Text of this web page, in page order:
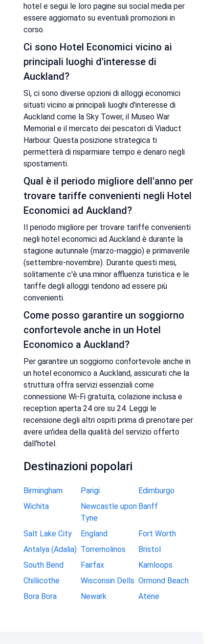
hotel e segui le loro pagine sui social media per
essere aggiornato su eventuali promozioni in
corso.
Ci sono Hotel Economici vicino ai
principali luoghi d'interesse di
Auckland?
Sì, ci sono diverse opzioni di alloggi economici
situati vicino ai principali luoghi d'interesse di
Auckland come la Sky Tower, il Museo War
Memorial e il mercato dei pescatori di Viaduct
Harbour. Questa posizione strategica ti
permetterà di risparmiare tempo e denaro negli
spostamenti.
Qual è il periodo migliore dell'anno per
trovare tariffe convenienti negli Hotel
Economici ad Auckland?
Il periodo migliore per trovare tariffe convenienti
negli hotel economici ad Auckland è durante la
stagione autunnale (marzo-maggio) e primaverile
(settembre-novembre). Durante questi mesi,
solitamente c'è una minor affluenza turistica e le
tariffe degli alloggi tendono ad essere più
convenienti.
Come posso garantire un soggiorno
confortevole anche in un Hotel
Economico a Auckland?
Per garantire un soggiorno confortevole anche in
un hotel economico a Auckland, assicurati che la
struttura offra servizi essenziali come
connessione Wi-Fi gratuita, colazione inclusa e
reception aperta 24 ore su 24. Leggi le
recensione degli altri ospiti prima di prenotare per
avere un'idea della qualità del servizio offerto
dall'hotel.
Destinazioni popolari
Birmingham Parigi
Edimburgo
Wichita
Newcastle upon
Tyne
Banff
Salt Lake City England
Fort Worth
Antalya (Adalia) Torremolinos
Bristol
South Bend
Fairfax
Kamloops
Chillicothe
Wisconsin Dells Ormond Beach
Bora Bora
Newark Atene